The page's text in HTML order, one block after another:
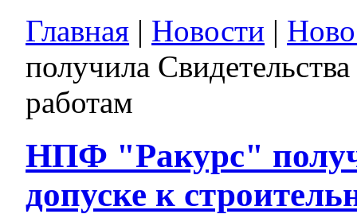
Главная | Новости |
получила
работам
НПФ "Ракурс"
допуске к